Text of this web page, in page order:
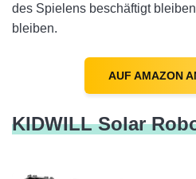
des Spielens beschäftigt
bleiben.
AUF AMAZON
KIDWILL Solar